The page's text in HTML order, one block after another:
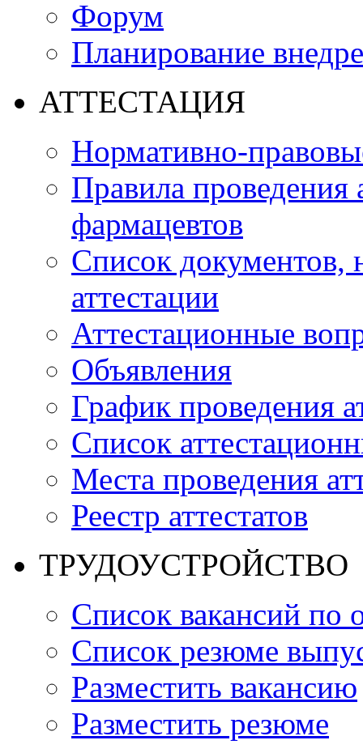
Форум
Планирование
АТТЕСТАЦИЯ
Нормативно-
Правила проведения
фармацевтов
Список документов,
аттестации
Аттестационные
Объявления
График проведения
Список
Места проведения
Реестр аттестатов
ТРУДОУСТРОЙСТВО
Список вакансий по
Список резюме
Разместить вакансию
Разместить резюме